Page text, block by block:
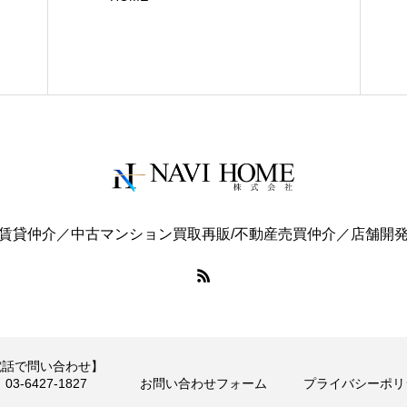
貸仲介／中古マンション買取再販/不動産売買仲介／店舗開
で問い合わせ】
6427-1827
お問い合わせフォーム プライバシーポ